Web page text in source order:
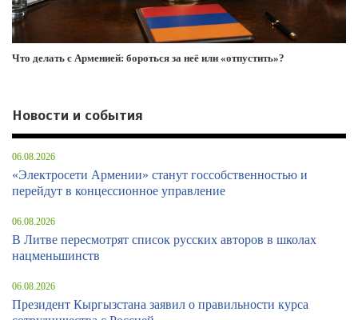
Что делать с Арменией: бороться за неё или «отпустить»?
Новости и события
06.08.2026
«Электросети Армении» станут госсобственностью и
перейдут в концессионное управление
06.08.2026
В Литве пересмотрят список русских авторов в школах
нацменьшинств
06.08.2026
Президент Кыргызстана заявил о правильности курса